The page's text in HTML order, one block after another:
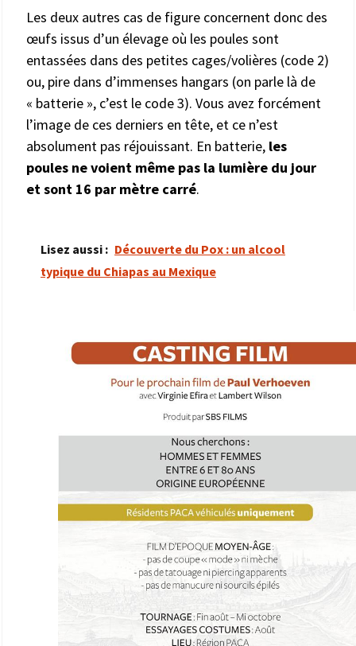
Les deux autres cas de figure concernent donc des
œufs issus d’un élevage où les poules sont
entassées dans des petites cages/volières (code 2)
ou, pire dans d’immenses hangars (on parle là de
« batterie », c’est le code 3). Vous avez forcément
l’image de ces derniers en tête, et ce n’est
absolument pas réjouissant. En batterie, les
poules ne voient même pas la lumière du jour
et sont 16 par mètre carré.
Lisez aussi : Découverte du Pox : un alcool
typique du Chiapas au Mexique